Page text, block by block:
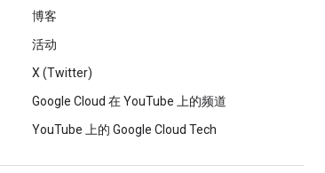
博客
活动
X (Twitter)
Google Cloud 在 YouTube 上的频道
YouTube 上的 Google Cloud Tech